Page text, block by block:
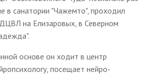
в санатории "Чажемто", проходил
на Елизаровых, в Северном
основе он ходит в центр
посещает нейро-